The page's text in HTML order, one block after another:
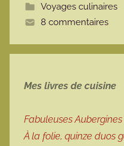
t
Voyages culinaires
8 commentaires
Mes livres de cuisine
Fabuleuses Aubergines
À la folie, quinze duos